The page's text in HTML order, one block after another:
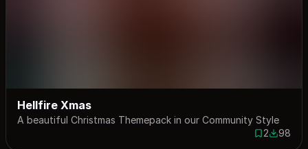
Hellfire Xmas
A beautiful Christmas Themepack in our Community Style
2 saves
29898